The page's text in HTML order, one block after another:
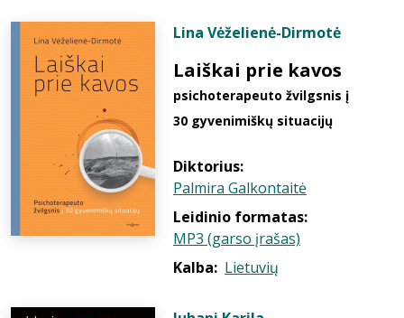
Lina Vėželienė-Dirmotė
Laiškai prie kavos
psichoterapeuto žvilgsnis į
30 gyvenimiškų situacijų
Diktorius:
Palmira Galkontaitė
Leidinio formatas:
MP3 (garso įrašas)
Kalba: Lietuvių